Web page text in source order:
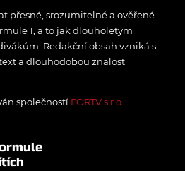
přesné, srozumitelné a ověřené
1, a to jak dlouholetým
Redakční obsah vzniká s
a dlouhodobou znalost
společností FORTV s.r.o.